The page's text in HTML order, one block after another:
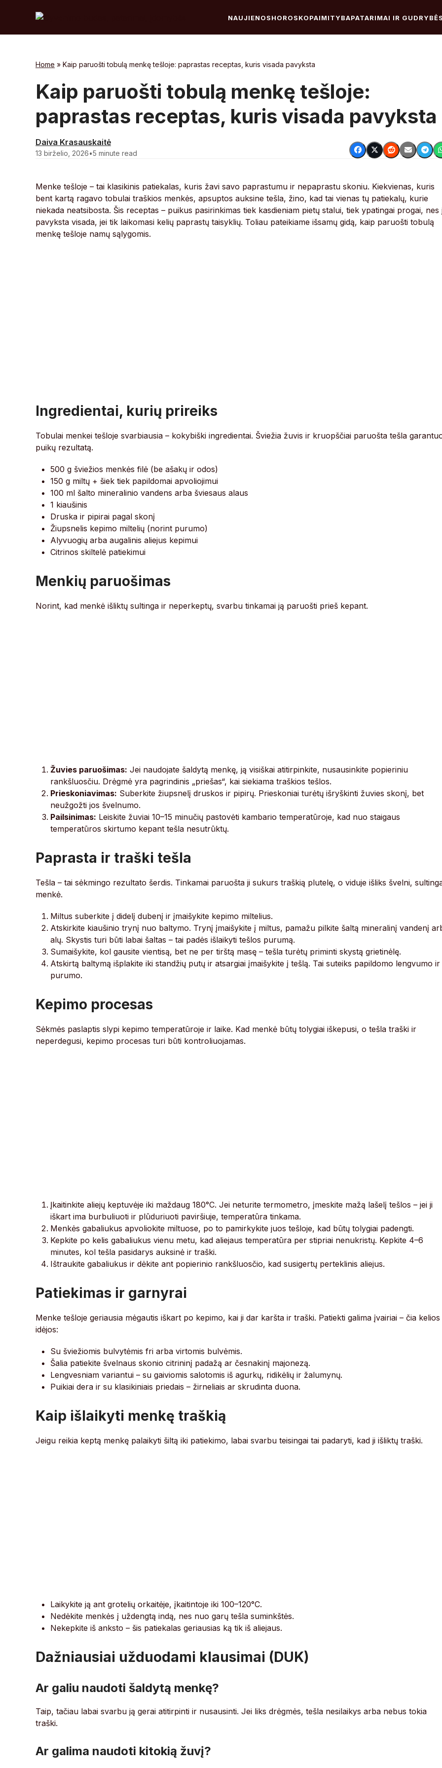
NAUJIENOSHOROSKOPAIMITYBAPATARIMAI IR
Home » Kaip paruošti tobulą menkę tešloje: paprastas receptas, kuris visada pavyksta
Kaip paruošti tobulą menkę tešloje:
paprastas receptas, kuris visada pavyksta
Daiva Krasauskaitė
13 birželio, 2026•5 minute read
Menke tešloje – tai klasikinis patiekalas, kuris žavi savo paprastumu ir nepaprastu skoniu. Kiekvienas, kuris
bent kartą ragavo tobulai traškios menkės, apsuptos auksine tešla, žino, kad tai vienas tų patiekalų, kurie
niekada neatsibosta. Šis receptas – puikus pasirinkimas tiek kasdieniam pietų stalui, tiek ypatingai progai, nes
pavyksta visada, jei tik laikomasi kelių paprastų taisyklių. Toliau pateikiame išsamų gidą, kaip paruošti tobulą
menkę tešloje namų sąlygomis.
Ingredientai, kurių prireiks
Tobulai menkei tešloje svarbiausia – kokybiški ingredientai. Šviežia žuvis ir kruopščiai paruošta tešla
puikų rezultatą.
500 g šviežios menkės filė (be ašakų ir odos)
150 g miltų + šiek tiek papildomai apvoliojimui
100 ml šalto mineralinio vandens arba šviesaus alaus
1 kiaušinis
Druska ir pipirai pagal skonį
Žiupsnelis kepimo miltelių (norint purumo)
Alyvuogių arba augalinis aliejus kepimui
Citrinos skiltelė patiekimui
Menkių paruošimas
Norint, kad menkė išliktų sultinga ir neperkeptų, svarbu tinkamai ją paruošti prieš kepant.
Žuvies paruošimas: Jei naudojate šaldytą menkę, ją visiškai atitirpinkite, nusausinkite popieriniu
rankšluosčiu. Drėgmė yra pagrindinis „priešas“, kai siekiama traškios tešlos.
Prieskoniavimas: Suberkite žiupsnelį druskos ir pipirų. Prieskoniai turėtų išryškinti žuvies skonį, bet
neužgožti jos švelnumo.
Pailsinimas: Leiskite žuviai 10–15 minučių pastovėti kambario temperatūroje, kad nuo staigaus
temperatūros skirtumo kepant tešla nesutrūktų.
Paprasta ir traški tešla
Tešla – tai sėkmingo rezultato šerdis. Tinkamai paruošta ji sukurs traškią plutelę, o viduje išliks švelni,
menkė.
Miltus suberkite į didelį dubenį ir įmaišykite kepimo miltelius.
Atskirkite kiaušinio trynį nuo baltymo. Trynį įmaišykite į miltus, pamažu pilkite šaltą mineralinį vandenį
alų. Skystis turi būti labai šaltas – tai padės išlaikyti tešlos purumą.
Sumaišykite, kol gausite vientisą, bet ne per tirštą masę – tešla turėtų priminti skystą grietinėlę.
Atskirtą baltymą išplakite iki standžių putų ir atsargiai įmaišykite į tešlą. Tai suteiks papildomo lengvumo ir
purumo.
Kepimo procesas
Sėkmės paslaptis slypi kepimo temperatūroje ir laike. Kad menkė būtų tolygiai iškepusi, o tešla traški ir
neperdegusi, kepimo procesas turi būti kontroliuojamas.
Įkaitinkite aliejų keptuvėje iki maždaug 180°C. Jei neturite termometro, įmeskite mažą lašelį tešlos – jei ji
iškart ima burbuliuoti ir plūduriuoti paviršiuje, temperatūra tinkama.
Menkės gabaliukus apvoliokite miltuose, po to pamirkykite juos tešloje, kad būtų tolygiai padengti.
Kepkite po kelis gabaliukus vienu metu, kad aliejaus temperatūra per stipriai nenukristų. Kepkite 4–6
minutes, kol tešla pasidarys auksinė ir traški.
Ištraukite gabaliukus ir dėkite ant popierinio rankšluosčio, kad susigertų perteklinis aliejus.
Patiekimas ir garnyrai
Menke tešloje geriausia mėgautis iškart po kepimo, kai ji dar karšta ir traški. Patiekti galima įvairiai – čia kelios
idėjos:
Su šviežiomis bulvytėmis fri arba virtomis bulvėmis.
Šalia patiekite švelnaus skonio citrininį padažą ar česnakinį majonezą.
Lengvesniam variantui – su gaiviomis salotomis iš agurkų, ridikėlių ir žalumynų.
Puikiai dera ir su klasikiniais priedais – žirneliais ar skrudinta duona.
Kaip išlaikyti menkę traškią
Jeigu reikia keptą menkę palaikyti šiltą iki patiekimo, labai svarbu teisingai tai padaryti, kad ji išliktų traški.
Laikykite ją ant grotelių orkaitėje, įkaitintoje iki 100–120°C.
Nedėkite menkės į uždengtą indą, nes nuo garų tešla suminkštės.
Nekepkite iš anksto – šis patiekalas geriausias ką tik iš aliejaus.
Dažniausiai užduodami klausimai (DUK)
Ar galiu naudoti šaldytą menkę?
Taip, tačiau labai svarbu ją gerai atitirpinti ir nusausinti. Jei liks drėgmės, tešla nesilaikys arba nebus tokia
traški.
Ar galima naudoti kitokią žuvį?